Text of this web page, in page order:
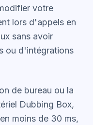
votre
lors d'appels en
sans avoir
ou d'intégrations
de bureau ou la
Dubbing Box,
moins de 30 ms,